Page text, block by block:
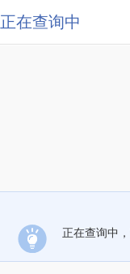
正在查询中
正在查询中